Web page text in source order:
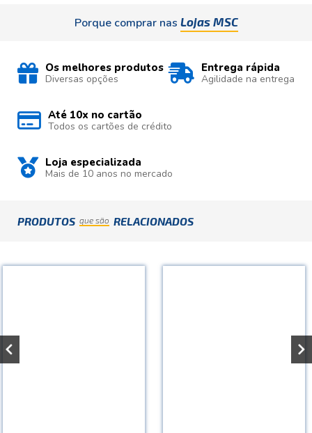
Porque comprar nas Lojas MSC
Os melhores produtos
Diversas opções
Entrega rápida
Agilidade na entrega
Até 10x no cartão
Todos os cartões de crédito
Loja especializada
Mais de 10 anos no mercado
PRODUTOS que são RELACIONADOS